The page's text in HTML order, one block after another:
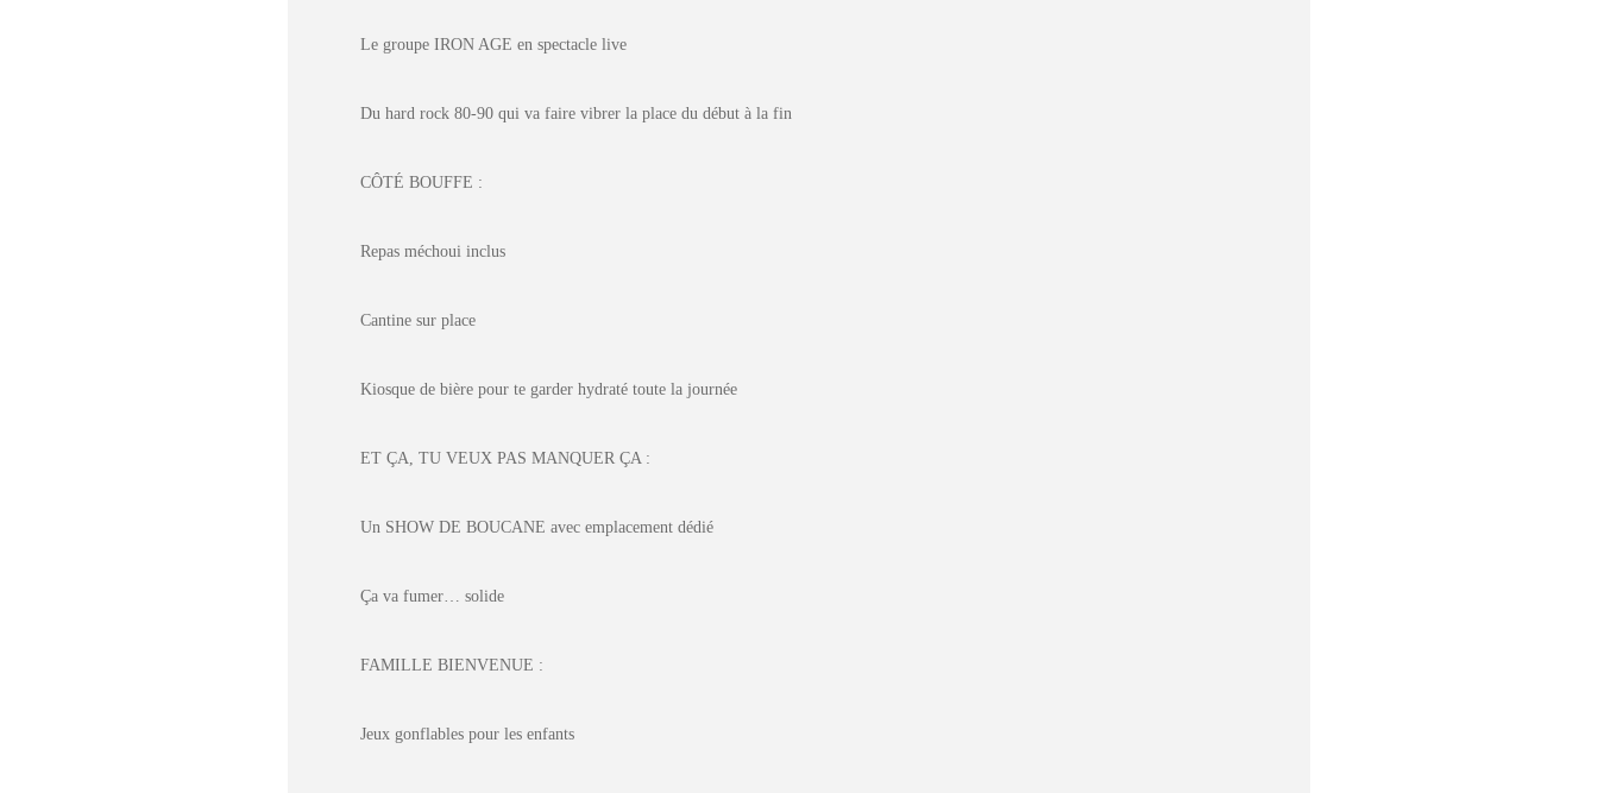
Le groupe IRON AGE en spectacle live
Du hard rock 80-90 qui va faire vibrer la place du début à la fin
CÔTÉ BOUFFE :
Repas méchoui inclus
Cantine sur place
Kiosque de bière pour te garder hydraté toute la journée
ET ÇA, TU VEUX PAS MANQUER ÇA :
Un SHOW DE BOUCANE avec emplacement dédié
Ça va fumer… solide
FAMILLE BIENVENUE :
Jeux gonflables pour les enfants